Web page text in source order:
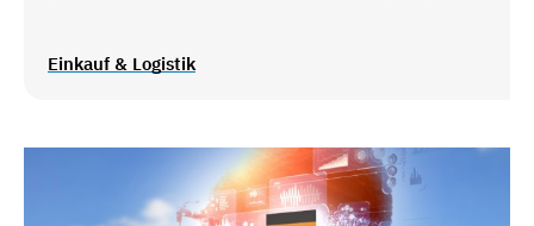
Einkauf & Logistik